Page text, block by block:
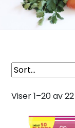
Viser 1–20 av